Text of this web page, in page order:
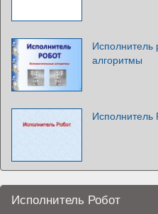
Исполнитель
алгоритмы
Исполнитель
Исполнитель Робот